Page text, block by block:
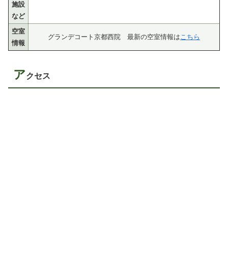
施設
など
空室
情報
グランデコート京都西院 最新の空室情報はこちら
アクセス